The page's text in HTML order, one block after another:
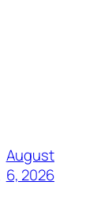
August
6, 2026